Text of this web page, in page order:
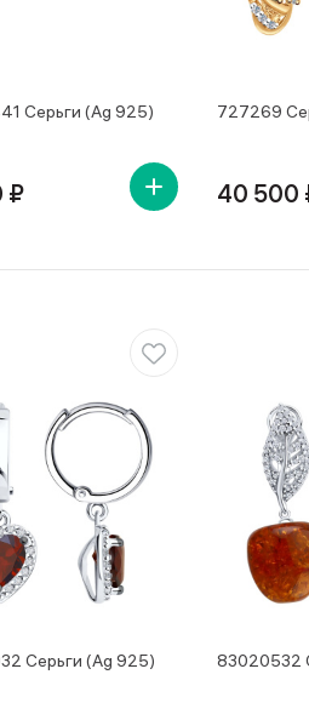
Серьги (Ag 925)
₽
727269
40 500
Серьги (Ag 925) 83020532